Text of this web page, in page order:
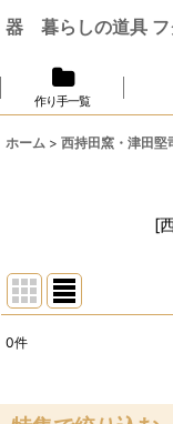
器 暮らしの道具 フ
作り手一覧
ホーム > 西持田窯・津田堅
[
並び順:
0件